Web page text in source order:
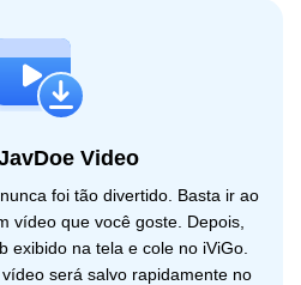
Video
foi tão divertido. Basta ir ao
vídeo que você goste. Depois,
exibido na tela e cole no iViGo.
será salvo rapidamente no